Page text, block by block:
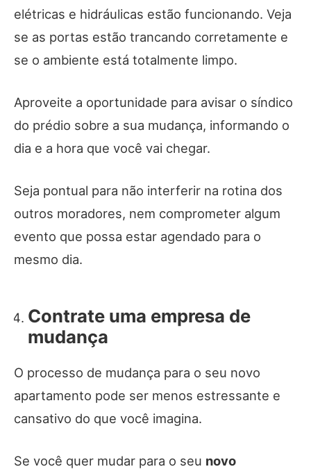
elétricas e hidráulicas estão funcionando. Veja
se as portas estão trancando corretamente e
se o ambiente está totalmente limpo.
Aproveite a oportunidade para avisar o síndico
do prédio sobre a sua mudança, informando o
dia e a hora que você vai chegar.
Seja pontual para não interferir na rotina dos
outros moradores, nem comprometer algum
evento que possa estar agendado para o
mesmo dia.
Contrate uma empresa de
mudança
O processo de mudança para o seu novo
apartamento pode ser menos estressante e
cansativo do que você imagina.
Se você quer mudar para o seu novo